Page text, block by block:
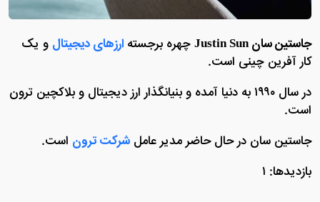
جاستین سان Justin Sun چهره برجسته ارزهای دیجیتال و یک
کار آفرین چینی است.
در سال ۱۹۹۰ به دنیا آمده و بنیانگذار ارز دیجیتال و بلاکچین ترون
است.
جاستین سان در حال حاضر مدیر عامل شرکت ترون است.
بازدیدها: ۱